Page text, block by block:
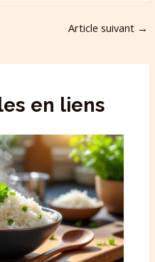
Article suivant →
en liens